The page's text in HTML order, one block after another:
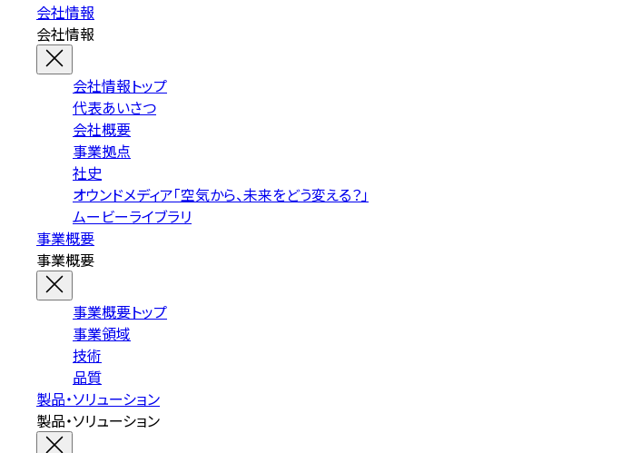
会社情報
会社情報
会社情報トップ
代表あいさつ
会社概要
事業拠点
社史
オウンドメディア「空気から、未来をどう変える？」
ムービーライブラリ
事業概要
事業概要
事業概要トップ
事業領域
技術
品質
製品・ソリューション
製品・ソリューション